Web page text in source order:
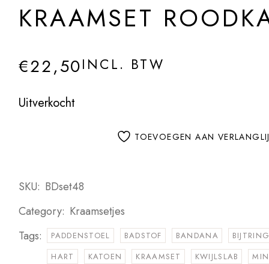
KRAAMSET
€22,50INCL. BTW
Uitverkocht
TOEVOEGEN AAN
SKU: BDset48
Category: Kraamsetjes
Tags:
PADDENSTOEL BADSTOF BANDANA
HART
KATOEN KRAAMSET KWIJLSLAB